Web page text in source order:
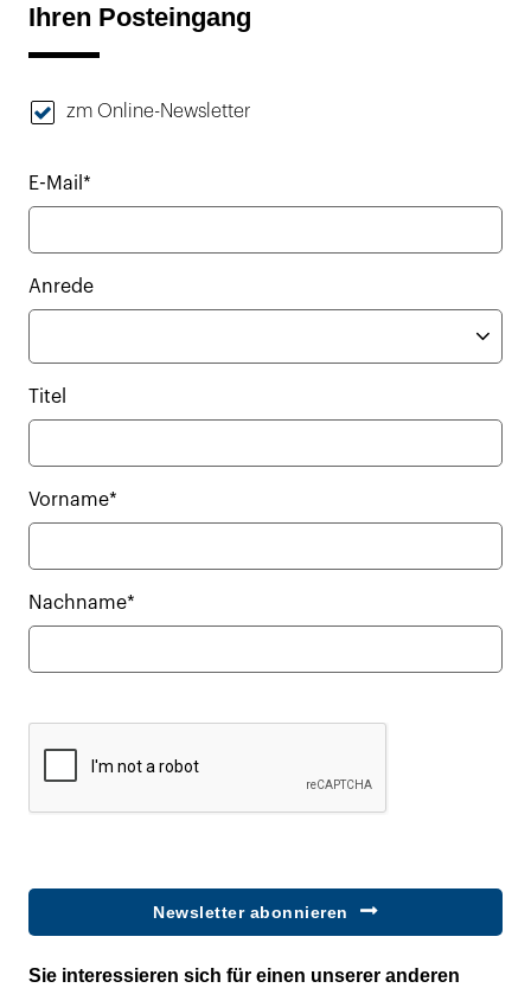
Ihren Posteingang
zm Online-Newsletter
E-Mail*
Anrede
Titel
Vorname*
Nachname*
Newsletter abonnieren
Sie interessieren sich für einen unserer anderen